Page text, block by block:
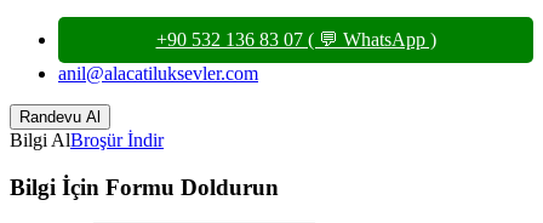
+90 532 136 83 07 ( 💬 WhatsApp )
anil@alacatiluksevler.com
Bilgi AlBroşür İndir
Bilgi İçin Formu Doldurun